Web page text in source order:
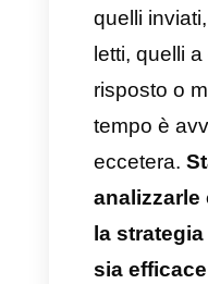
cliente